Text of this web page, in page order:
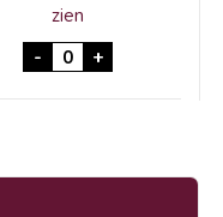
GOLD 6x1KG aantal
zien
- Pasqualini
+